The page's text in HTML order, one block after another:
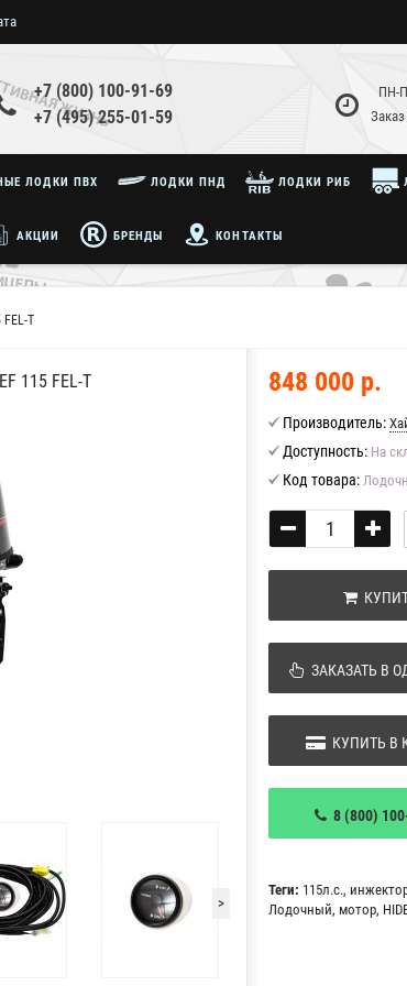
+7 (800) 100-91-69
+7 (495) 255-01-59
ПН-
ЛОДКИ ПВХ ЛОДКИ ПНД ЛОДКИ РИБ
АКЦИИ БРЕНДЫ КОНТАКТЫ
T
115 FEL-T
>
848 000 р.
Производитель:
Доступность: На
Код товара:
ЗАКАЗАТЬ В
КУПИТЬ В
8 (800)
Теги: 115л.с.,
Лодочный, мотор,